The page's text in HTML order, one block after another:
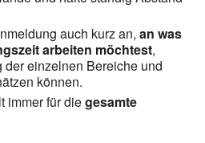
auch kurz an,an was
arbeiten möchtest,
einzelnen Bereiche und
können.
immer für diegesamte